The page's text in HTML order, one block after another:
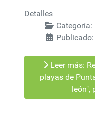
Detalles
Categoría:
Leer más:
playas de
león",